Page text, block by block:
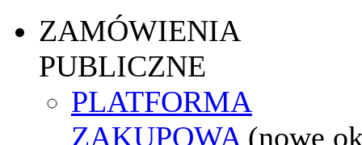
ZAMÓWIENIA
PUBLICZNE
PLATFORMA
ZAKUPOWA (nowe